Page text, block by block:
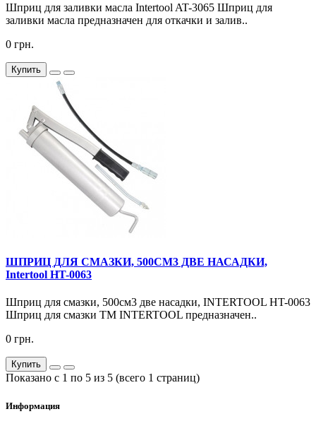
Шприц для заливки масла Intertool AT-3065 Шприц для
заливки масла предназначен для откачки и залив..
0 грн.
Купить
ШПРИЦ ДЛЯ СМАЗКИ, 500СМ3 ДВЕ НАСАДКИ,
Intertool HT-0063
Шприц для смазки, 500см3 две насадки, INTERTOOL HT-0063
Шприц для смазки ТМ INTERTOOL предназначен..
0 грн.
Купить
Показано с 1 по 5 из 5 (всего 1 страниц)
Информация